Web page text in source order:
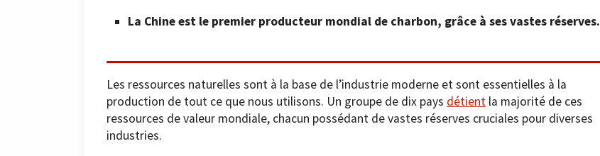
La Chine est le premier producteur mondial de charbon, grâce à ses vastes réserves.
Les ressources naturelles sont à la base de l’industrie moderne et sont essentielles à la
production de tout ce que nous utilisons. Un groupe de dix pays détient la majorité de ces
ressources de valeur mondiale, chacun possédant de vastes réserves cruciales pour diverses
industries.